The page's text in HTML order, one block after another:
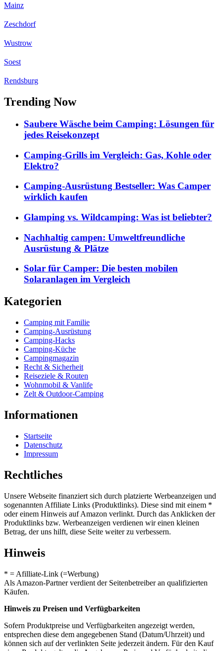
Mainz
Zeschdorf
Wustrow
Soest
Rendsburg
Trending Now
Saubere Wäsche beim Camping: Lösungen für
jedes Reisekonzept
Camping-Grills im Vergleich: Gas, Kohle oder
Elektro?
Camping-Ausrüstung Bestseller: Was Camper
wirklich kaufen
Glamping vs. Wildcamping: Was ist beliebter?
Nachhaltig campen: Umweltfreundliche
Ausrüstung & Plätze
Solar für Camper: Die besten mobilen
Solaranlagen im Vergleich
Kategorien
Camping mit Familie
Camping-Ausrüstung
Camping-Hacks
Camping-Küche
Campingmagazin
Recht & Sicherheit
Reiseziele & Routen
Wohnmobil & Vanlife
Zelt & Outdoor-Camping
Informationen
Startseite
Datenschutz
Impressum
Rechtliches
Unsere Webseite finanziert sich durch platzierte Werbeanzeigen und
sogenannten Affiliate Links (Produktlinks). Diese sind mit einem *
oder einem Hinweis auf Amazon verlinkt. Durch das Anklicken der
Produktlinks bzw. Werbeanzeigen verdienen wir einen kleinen
Betrag, der uns hilft, diese Seite weiter zu verbessern.
Hinweis
* = Afilliate-Link (=Werbung)
Als Amazon-Partner verdient der Seitenbetreiber an qualifizierten
Käufen.
Hinweis zu Preisen und Verfügbarkeiten
Sofern Produktpreise und Verfügbarkeiten angezeigt werden,
entsprechen diese dem angegebenen Stand (Datum/Uhrzeit) und
können sich auf der verlinkten Seite jederzeit ändern. Für den Kauf